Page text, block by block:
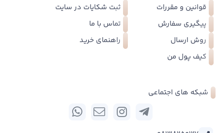
قوانین و مقررات
ثبت شکایات در سایت
پیگیری سفارش
تماس با ما
روش ارسال
راهنمای خرید
کیف پول من
شبکه های اجتماعی